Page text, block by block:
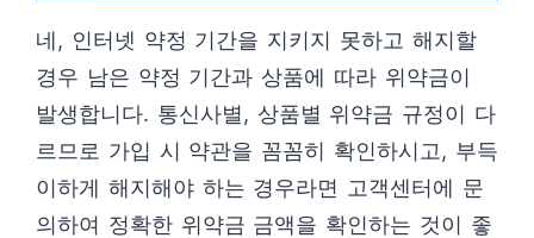
네, 인터넷 약정 기간을 지키지 못하고 해지할
경우 남은 약정 기간과 상품에 따라 위약금이
발생합니다. 통신사별, 상품별 위약금 규정이 다
르므로 가입 시 약관을 꼼꼼히 확인하시고, 부득
이하게 해지해야 하는 경우라면 고객센터에 문
의하여 정확한 위약금 금액을 확인하는 것이 좋